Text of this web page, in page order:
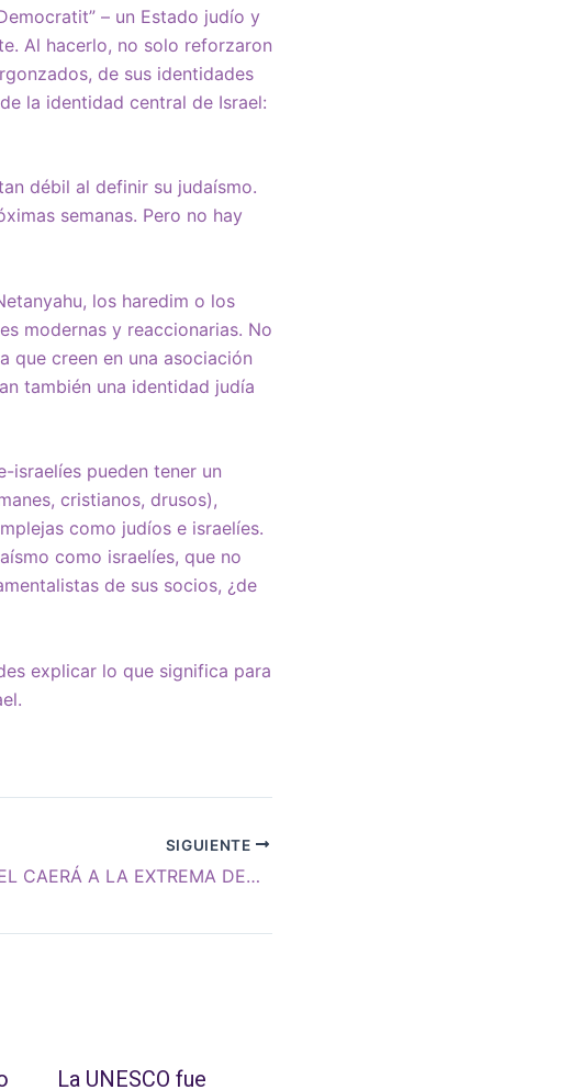
– un Estado judío y
Al hacerlo, no solo reforzaron
de sus identidades
la identidad central de Israel:
débil al definir su judaísmo.
semanas. Pero no hay
los haredim o los
modernas y reaccionarias. No
que creen en una asociación
también una identidad judía
israelíes pueden tener un
cristianos, drusos),
como judíos e israelíes.
como israelíes, que no
de sus socios, ¿de
explicar lo que significa para
SIGUIENTE
¿ISRAEL CAERÁ A LA EXTREMA DERECHA SIN UN GEMIDO?
La UNESCO fue